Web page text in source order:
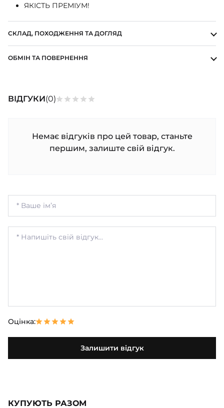
ЯКІСТЬ ПРЕМІУМ!
СКЛАД, ПОХОДЖЕННЯ ТА ДОГЛЯД
ОБМІН ТА ПОВЕРНЕННЯ
ВІДГУКИ(0)
Немає відгуків про цей товар, станьте
першим, залиште свій відгук.
Оцінка:
Залишити відгук
КУПУЮТЬ РАЗОМ